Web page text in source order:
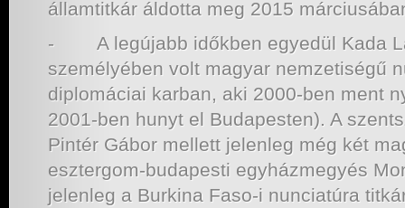
államtitkár áldotta meg 2015
- A legújabb időkben egyedül Kada
személyében volt magyar nemzetiségű
diplomáciai karban, aki 2000-ben ment
2001-ben hunyt el Budapesten). A
Pintér Gábor mellett jelenleg még két
esztergom-budapesti egyházmegyés
jelenleg a Burkina Faso-i nunciatúra